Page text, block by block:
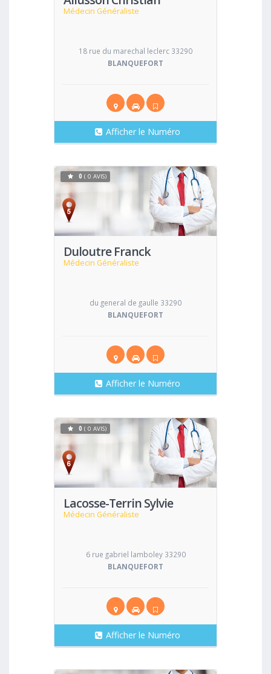
Médecin Généraliste
18 rue du marechal leclerc 33290
BLANQUEFORT
Afficher le Numéro
Duloutre Franck
Médecin Généraliste
Voir
0 ( 0 AVIS)
du general de gaulle 33290
BLANQUEFORT
Afficher le Numéro
Lacosse-Terrin Sylvie
Médecin Généraliste
Voir
0 ( 0 AVIS)
6 rue gabriel lamboley 33290
BLANQUEFORT
Afficher le Numéro